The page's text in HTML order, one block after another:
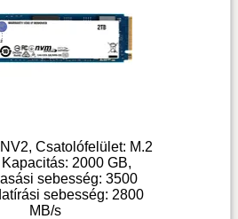
Csatolófelület: M.2
2000 GB,
sebesség: 3500
sebesség: 2800
MB/s